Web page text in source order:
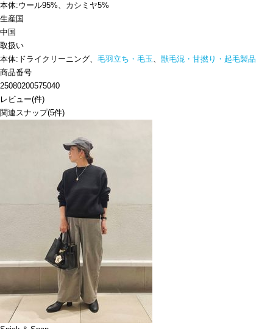
本体:ウール95%、カシミヤ5%
生産国
中国
取扱い
本体:ドライクリーニング、 毛羽立ち・毛玉、 獣毛混・甘撚り・起毛製品
商品番号
25080200575040
レビュー(件)
関連スナップ(5件)